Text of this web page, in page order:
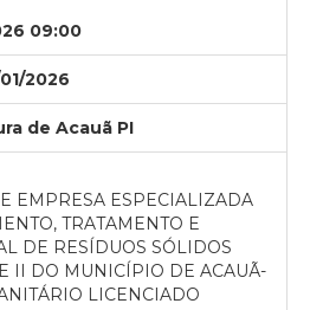
09:00
2026
de Acauã PI
EMPRESA ESPECIALIZADA
TRATAMENTO E
DE RESÍDUOS SÓLIDOS
II DO MUNICÍPIO DE ACAUÃ-
LICENCIADO